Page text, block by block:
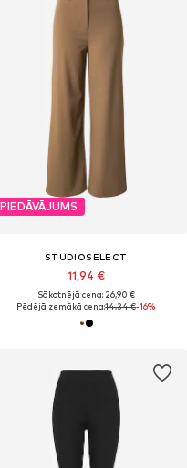
PIEDĀVĀJUMS
STUDIOSELECT
11,94 €
Sākotnējā cena: 26,90 €
Pēdējā zemākā cena:14,34 €-16%